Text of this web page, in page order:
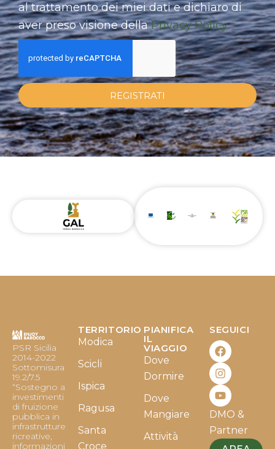
al trattamento dei miei dati e dichiaro di
aver preso visione dellaPrivacy Policy
REGISTRATI
PSR Sicilia
2014-2022
Sottomisura
19.2/7.5
“Sostegno a
investimenti
di fruizione
pubblica in
infrastrutture
ricreative,
informazioni
TERRITORIO
Modica
Scicli
Ispica
Ragusa
Santa
Croce
PIANIFICA
IL
VIAGGIO
Dove
Dormire
Dove
Mangiare
Attività
SEGUICI
F
a
c
e
b
o
o
k
I
n
s
t
a
g
r
a
m
Y
o
u
t
u
b
e
DMO &
Partner